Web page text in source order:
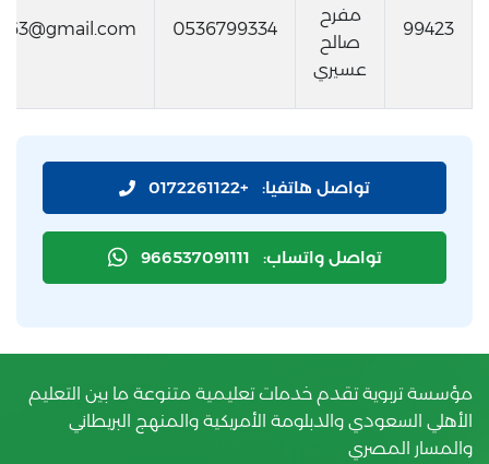
99423
مفرح
صالح
عسيري
0536799334
تواصل هاتفيا: +0172261122
تواصل واتساب: 966537091111
مؤسسة تربوية تقدم خدمات تعليمية متنوعة ما بين التعليم
الأهلي السعودي والدبلومة الأمريكية والمنهج البريطاني
والمسار المصري